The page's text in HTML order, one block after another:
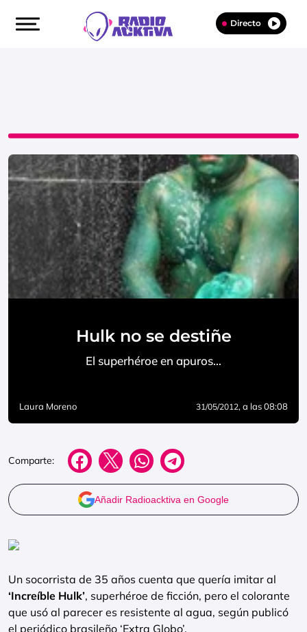
Directo
Hulk no se destiñe
El superhéroe en apuros…
Laura Moreno 31/05/2012, a las 08:08
Comparte:
Añadir Radioacktiva en Google
Un socorrista de 35 años cuenta que quería imitar al
‘Increíble Hulk’, superhéroe de ficción, pero el colorante
que usó al parecer es resistente al agua, según publicó
el periódico brasileño ‘Extra Globo’.